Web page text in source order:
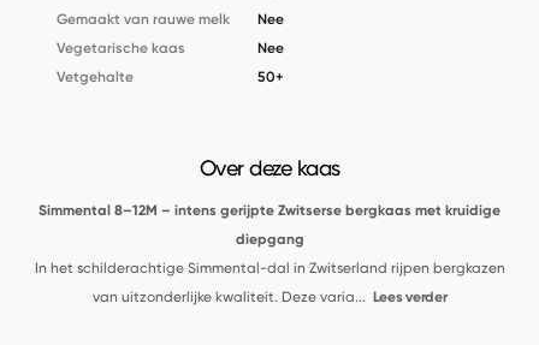
Gemaakt van rauwe melk
Nee
Vegetarische kaas
Nee
Vetgehalte
50+
Over deze kaas
Simmental 8–12M – intens gerijpte Zwitserse bergkaas met kruidige
diepgang
In het schilderachtige Simmental-dal in Zwitserland rijpen bergkazen
van uitzonderlijke kwaliteit. Deze varia... Lees verder